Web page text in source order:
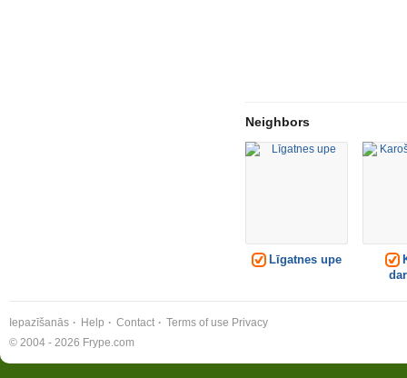
Neighbors
Līgatnes upe
Iepazīšanās Help Contact Terms of use Privacy
© 2004 - 2026 Frype.com